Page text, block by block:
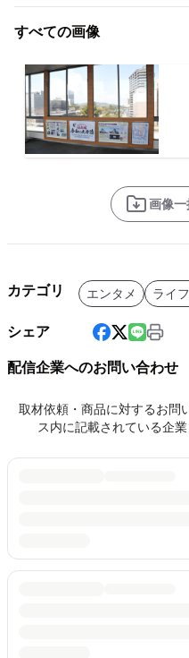
すべての画像
画像一
カテゴリ エンタメ ライ
シェア
配信企業へのお問い合わせ
取材依頼・商品に対するお問
ス内に記載されている企